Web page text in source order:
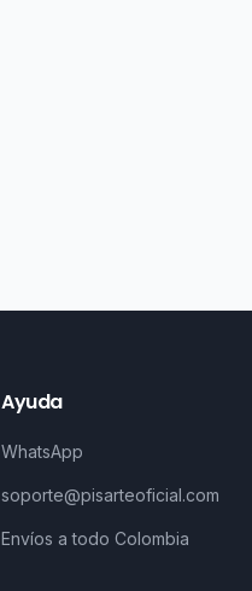
Ayuda
WhatsApp
soporte@pisarteoficial.com
Envíos a todo Colombia